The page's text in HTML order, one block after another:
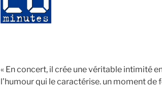
« En concert, il crée une véritable intimité
l’humour qui le caractérise. un moment de